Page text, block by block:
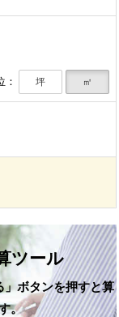
： 坪 ㎡
ツール
」ボタンを押すと算
。